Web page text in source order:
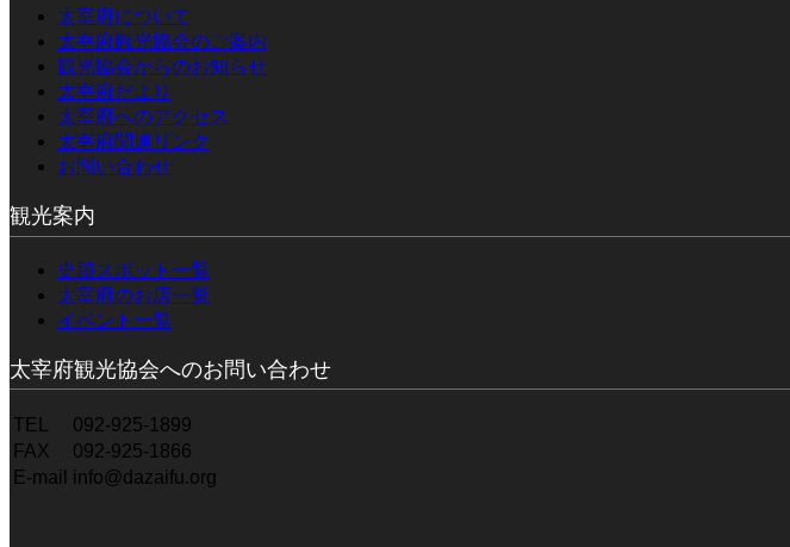
太宰府について
太宰府観光協会のご案内
観光協会からのお知らせ
太宰府だより
太宰府へのアクセス
太宰府関連リンク
お問い合わせ
観光案内
史跡スポット一覧
太宰府のお店一覧
イベント一覧
太宰府観光協会へのお問い合わせ
TEL
092-925-1899
FAX
092-925-1866
E-mail
info@dazaifu.org